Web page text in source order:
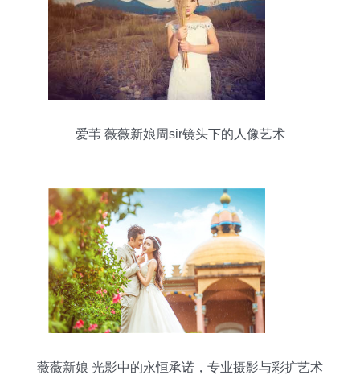
爱苇 薇薇新娘周sir镜头下的人像艺术
薇薇新娘 光影中的永恒承诺，专业摄影与彩扩艺术